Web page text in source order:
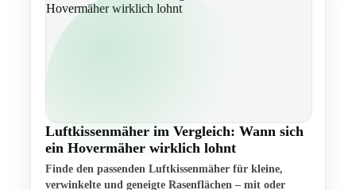
Luftkissenmäher im Vergleich: Wann sich
ein Hovermäher wirklich lohnt
Finde den passenden Luftkissenmäher für kleine,
verwinkelte und geneigte Rasenflächen – mit oder